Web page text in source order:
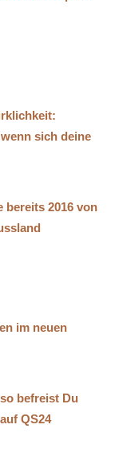
sich deine
bereits 2016 von
im neuen
befreist Du
QS24